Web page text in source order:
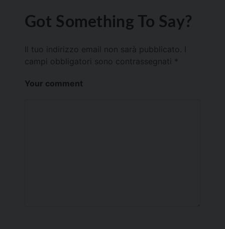
Got Something To Say?
Il tuo indirizzo email non sarà pubblicato.
campi obbligatori sono contrassegnati *
Your comment